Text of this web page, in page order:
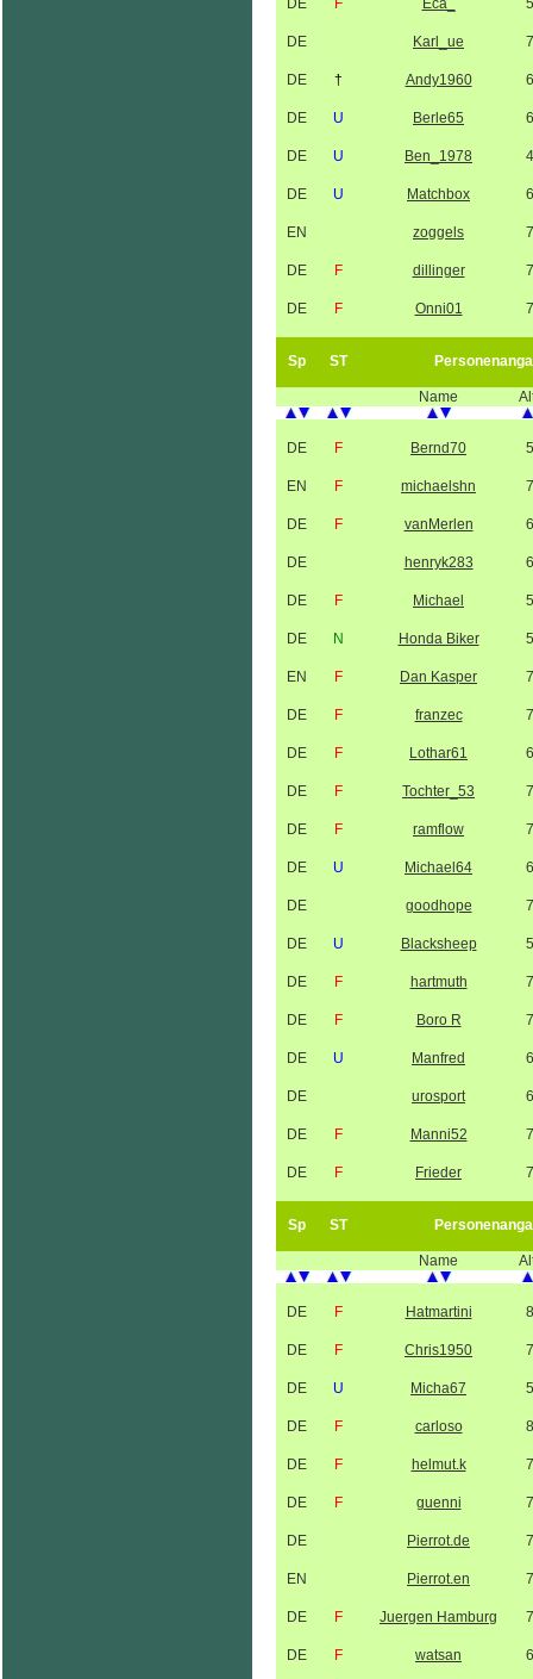
DE F Eca_
DE Karl_ue
DE † Andy1960
DE U Berle65
DE U Ben_1978
DE U Matchbox
EN zoggels
DE F dillinger
DE F Onni01
Sp ST
Name
DE F Bernd70
EN F michaelshn
DE F vanMerlen
DE henryk283
DE F Michael
DE N Honda Biker
EN F Dan Kasper
DE F franzec
DE F Lothar61
DE F Tochter_53
DE F ramflow
DE U Michael64
DE goodhope
DE U Blacksheep
DE F hartmuth
DE F Boro R
DE U Manfred
DE urosport
DE F Manni52
DE F Frieder
Sp ST
Name
DE F Hatmartini
DE F Chris1950
DE U Micha67
DE F carloso
DE F helmut.k
DE F guenni
DE Pierrot.de
EN Pierrot.en
DE F Juergen Hamburg
DE F watsan